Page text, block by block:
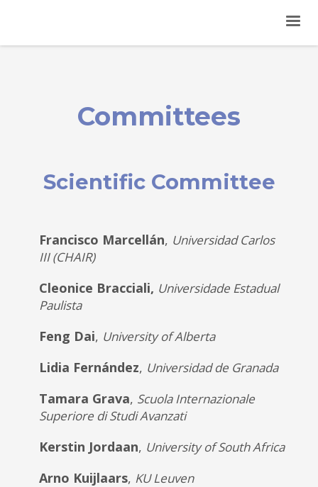
Committees
Scientific Committee
Francisco Marcellán, Universidad Carlos
III (CHAIR)
Cleonice Bracciali, Universidade Estadual
Paulista
Feng Dai, University of Alberta
Lidia Fernández, Universidad de Granada
Tamara Grava, Scuola Internazionale
Superiore di Studi Avanzati
Kerstin Jordaan, University of South Africa
Arno Kuijlaars, KU Leuven